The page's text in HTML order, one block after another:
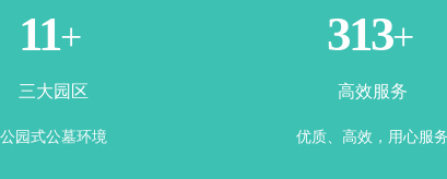
3+
三大园区
公园式公墓环境
365+
高效服务
优质、高效，用心服务